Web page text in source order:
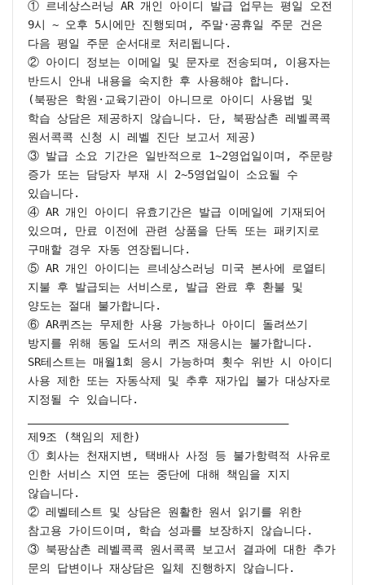
① 르네상스러닝 AR 개인 아이디 발급 업무는 평일 오전
9시 ~ 오후 5시에만 진행되며, 주말·공휴일 주문 건은
다음 평일 주문 순서대로 처리됩니다.
② 아이디 정보는 이메일 및 문자로 전송되며, 이용자는
반드시 안내 내용을 숙지한 후 사용해야 합니다.
(북팡은 학원·교육기관이 아니므로 아이디 사용법 및
학습 상담은 제공하지 않습니다. 단, 북팡삼촌 레벨콕콕
원서콕콕 신청 시 레벨 진단 보고서 제공)
③ 발급 소요 기간은 일반적으로 1~2영업일이며, 주문량
증가 또는 담당자 부재 시 2~5영업일이 소요될 수
있습니다.
④ AR 개인 아이디 유효기간은 발급 이메일에 기재되어
있으며, 만료 이전에 관련 상품을 단독 또는 패키지로
구매할 경우 자동 연장됩니다.
⑤ AR 개인 아이디는 르네상스러닝 미국 본사에 로열티
지불 후 발급되는 서비스로, 발급 완료 후 환불 및
양도는 절대 불가합니다.
⑥ AR퀴즈는 무제한 사용 가능하나 아이디 돌려쓰기
방지를 위해 동일 도서의 퀴즈 재응시는 불가합니다.
SR테스트는 매월1회 응시 가능하며 횟수 위반 시 아이디
사용 제한 또는 자동삭제 및 추후 재가입 불가 대상자로
지정될 수 있습니다.
제9조 (책임의 제한)
① 회사는 천재지변, 택배사 사정 등 불가항력적 사유로
인한 서비스 지연 또는 중단에 대해 책임을 지지
않습니다.
② 레벨테스트 및 상담은 원활한 원서 읽기를 위한
참고용 가이드이며, 학습 성과를 보장하지 않습니다.
③ 북팡삼촌 레벨콕콕 원서콕콕 보고서 결과에 대한 추가
문의 답변이나 재상담은 일체 진행하지 않습니다.